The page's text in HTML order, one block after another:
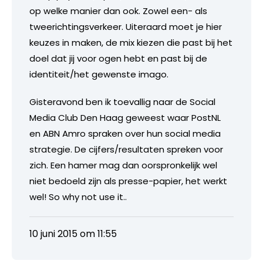
op welke manier dan ook. Zowel een- als
tweerichtingsverkeer. Uiteraard moet je hier
keuzes in maken, de mix kiezen die past bij het
doel dat jij voor ogen hebt en past bij de
identiteit/het gewenste imago.
Gisteravond ben ik toevallig naar de Social
Media Club Den Haag geweest waar PostNL
en ABN Amro spraken over hun social media
strategie. De cijfers/resultaten spreken voor
zich. Een hamer mag dan oorspronkelijk wel
niet bedoeld zijn als presse-papier, het werkt
wel! So why not use it..
10 juni 2015 om 11:55